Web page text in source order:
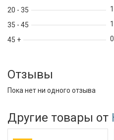
20 - 35
35 - 45
45 +
1
1
0
Отзывы
Пока нет ни одного отзыва
Другие товары от